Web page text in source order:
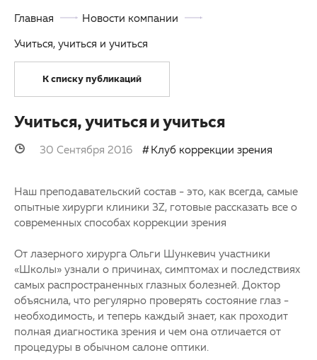
Партнерам
Закупки
Клуб офтальмологов
Другие заболевания глаз
Детская офтальмология
Оптика
Главная
Новости компании
Учиться, учиться и учиться
К списку публикаций
Учиться, учиться и учиться
30 Сентября 2016 Клуб коррекции зрения
Наш преподавательский состав - это, как всегда, самые
опытные хирурги клиники 3Z, готовые рассказать все о
современных способах коррекции зрения
От лазерного хирурга Ольги Шункевич участники
«Школы» узнали о причинах, симптомах и последствиях
самых распространенных глазных болезней. Доктор
объяснила, что регулярно проверять состояние глаз -
необходимость, и теперь каждый знает, как проходит
полная диагностика зрения и чем она отличается от
процедуры в обычном салоне оптики.